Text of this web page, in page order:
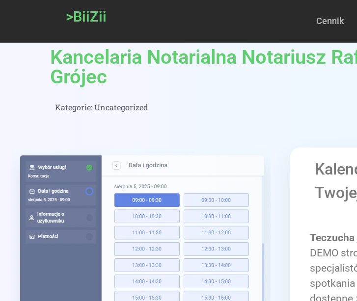
>BiiZii Cennik
Kancelaria Notarialna Notariusz
Grójec
Kategorie:Uncategorized
Teczucha
DEMO
dostępne